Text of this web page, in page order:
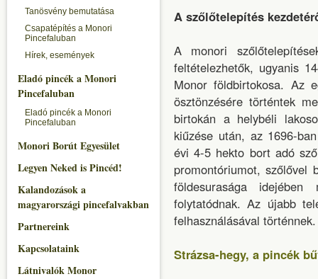
Tanösvény bemutatása
Csapatépítés a Monori
Pincefaluban
Hírek, események
Eladó pincék a Monori
Pincefaluban
Eladó pincék a Monori
Pincefaluban
Monori Borút Egyesület
Legyen Neked is Pincéd!
Kalandozások a
magyarországi pincefalvakban
Partnereink
Kapcsolataink
Látnivalók Monor
A szőlőtelepítés
A monori
feltételezhetők, ugyanis
Monor földbirtokosa. Az
ösztönzésére történtek
birtokán a helybéli
kiűzése után, az 1696-
évi 4-5 hekto bort adó
promontóriumot, szőlővel
földesurasága idejében
folytatódnak. Az újabb
felhasználásával történnek.
Strázsa-hegy, a pincék